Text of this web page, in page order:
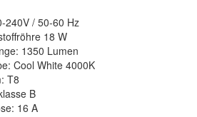
240V / 50-60 Hz
18 W
Lumen
White 4000K
B
16 A